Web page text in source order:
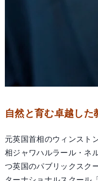
自然と育む卓越した
元英国首相のウィンスト
相ジャワハルラール・ネ
つ英国のパブリックスク